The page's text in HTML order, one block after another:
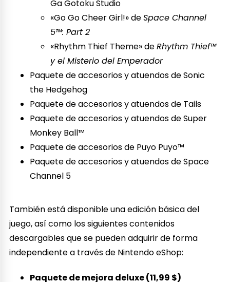
Ga Gotoku Studio
«Go Go Cheer Girl!» deSpace Channel
5™: Part 2
«Rhythm Thief Theme» deRhythm Thief™
y el Misterio del Emperador
Paquete de accesorios y atuendos de Sonic
the Hedgehog
Paquete de accesorios y atuendos de Tails
Paquete de accesorios y atuendos de Super
Monkey Ball™️
Paquete de accesorios de Puyo Puyo™️
Paquete de accesorios y atuendos de Space
Channel 5
También está disponible una edición básica del
juego, así como los siguientes contenidos
descargables que se pueden adquirir de forma
independiente a través de Nintendo eShop:
Paquete de mejora deluxe (11,99 $)